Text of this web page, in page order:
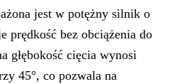
jest w potężny silnik o
prędkość bez obciążenia do
głębokość cięcia wynosi
45°, co pozwala na